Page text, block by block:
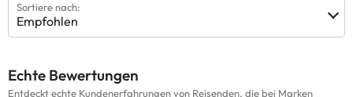
Sortiere nach:
Empfohlen
Echte Bewertungen
Entdeckt echte Kundenerfahrungen von Reisenden, die bei Marken